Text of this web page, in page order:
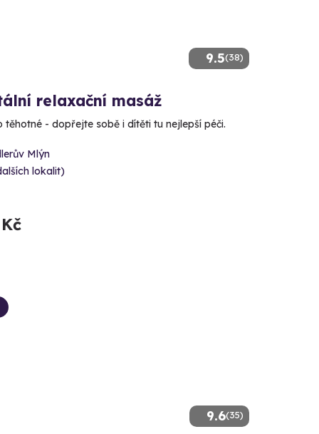
9.5(38)
relaxační masáž
těhotné - dopřejte sobě i dítěti tu nejlepší péči.
Mlýn
lokalit)
9.6(35)